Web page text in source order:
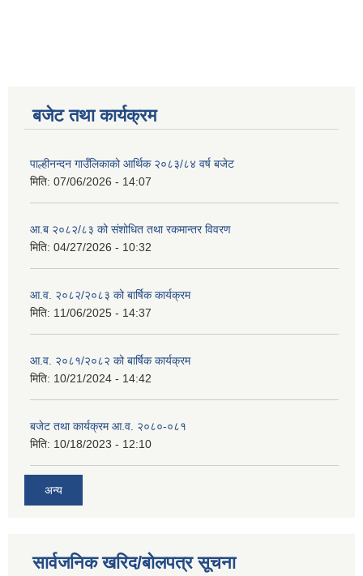
बजेट तथा कार्यक्रम
पाल्हीनन्दन गाउँलिकाको आर्थिक २०८३/८४ वर्ष बजेट
मिति: 07/06/2026 - 14:07
आ.ब २०८२/८३ को संशोधित तथा रकमान्तर विवरण
मिति: 04/27/2026 - 10:32
आ.व. २०८२/२०८३ को बार्षिक कार्यक्रम
मिति: 11/06/2025 - 14:37
आ.व. २०८१/२०८२ को बार्षिक कार्यक्रम
मिति: 10/21/2024 - 14:42
बजेट तथा कार्यक्रम आ.व. २०८०-०८१
मिति: 10/18/2023 - 12:10
अन्य
सार्वजनिक खरिद/बोलपत्र सूचना